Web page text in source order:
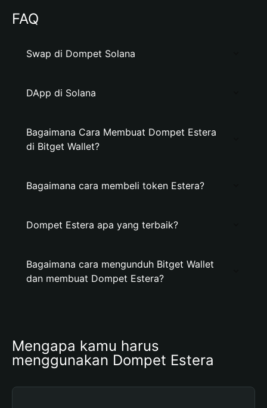
FAQ
Swap di Dompet Solana
DApp di Solana
Bagaimana Cara Membuat Dompet Estera
di Bitget Wallet?
Bagaimana cara membeli token Estera?
Dompet Estera apa yang terbaik?
Bagaimana cara mengunduh Bitget Wallet
dan membuat Dompet Estera?
Mengapa kamu harus
menggunakan Dompet Estera